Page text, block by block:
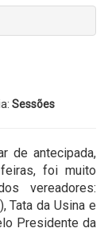
Sessões
de antecipada,
foi muito
vereadores:
Tata da Usina e
Presidente da